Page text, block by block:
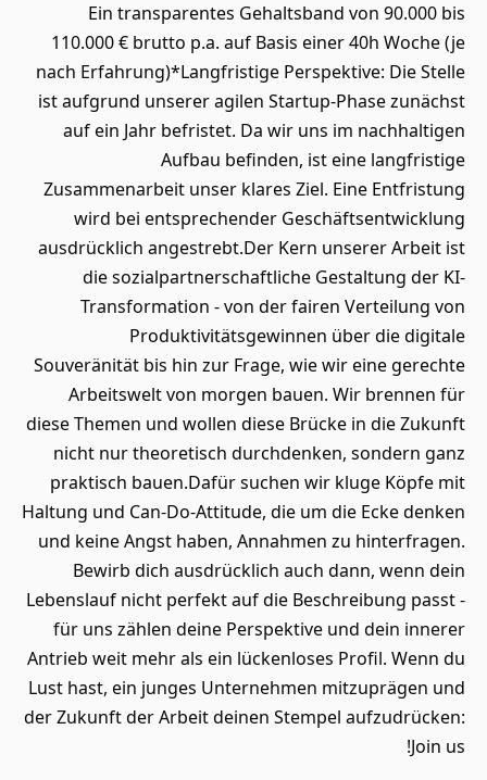
Ein transparentes Gehaltsband von 90.000 bis
110.000 € brutto p.a. auf Basis einer 40h Woche (je
nach Erfahrung)*Langfristige Perspektive: Die Stelle
ist aufgrund unserer agilen Startup-Phase zunächst
auf ein Jahr befristet. Da wir uns im nachhaltigen
Aufbau befinden, ist eine langfristige
Zusammenarbeit unser klares Ziel. Eine Entfristung
wird bei entsprechender Geschäftsentwicklung
ausdrücklich angestrebt.Der Kern unserer Arbeit ist
die sozialpartnerschaftliche Gestaltung der KI-
Transformation - von der fairen Verteilung von
Produktivitätsgewinnen über die digitale
Souveränität bis hin zur Frage, wie wir eine gerechte
Arbeitswelt von morgen bauen. Wir brennen für
diese Themen und wollen diese Brücke in die Zukunft
nicht nur theoretisch durchdenken, sondern ganz
praktisch bauen.Dafür suchen wir kluge Köpfe mit
Haltung und Can-Do-Attitude, die um die Ecke denken
und keine Angst haben, Annahmen zu hinterfragen.
Bewirb dich ausdrücklich auch dann, wenn dein
Lebenslauf nicht perfekt auf die Beschreibung passt -
für uns zählen deine Perspektive und dein innerer
Antrieb weit mehr als ein lückenloses Profil. Wenn du
Lust hast, ein junges Unternehmen mitzuprägen und
der Zukunft der Arbeit deinen Stempel aufzudrücken:
Join us!